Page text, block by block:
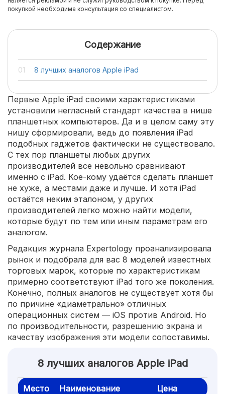
покупкой необходима консультация со специалистом.
Содержание
8 лучших аналогов Apple iPad
Первые Apple iPad своими характеристиками
установили негласный стандарт качества в нише
планшетных компьютеров. Да и в целом саму эту
нишу сформировали, ведь до появления iPad
подобных гаджетов фактически не существовало.
С тех пор планшеты любых других
производителей все невольно сравнивают
именно с iPad. Кое-кому удаётся сделать планшет
не хуже, а местами даже и лучше. И хотя iPad
остаётся неким эталоном, у других
производителей легко можно найти модели,
которые будут по тем или иным параметрам его
аналогом.
Редакция журнала Expertology проанализировала
рынок и подобрала для вас 8 моделей известных
торговых марок, которые по характеристикам
примерно соответствуют iPad того же поколения.
Конечно, полных аналогов не существует хотя бы
по причине «диаметрально» отличных
операционных систем — iOS против Android. Но
по производительности, разрешению экрана и
качеству изображения эти модели сопоставимы.
8 лучших аналогов Apple iPad
Место Наименование Цена